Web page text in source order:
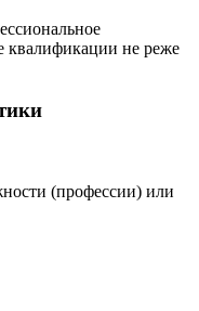
квалификации не реже
(профессии) или